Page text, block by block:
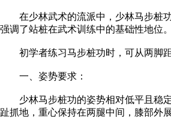
在少林武术的流派中，少林马步桩功
强调了站桩在武术训练中的基础性地位。
初学者练习马步桩功时，可从两脚距
一、姿势要求：
少林马步桩功的姿势相对低平且稳定
趾抓地，重心保持在两腿中间，膝部外